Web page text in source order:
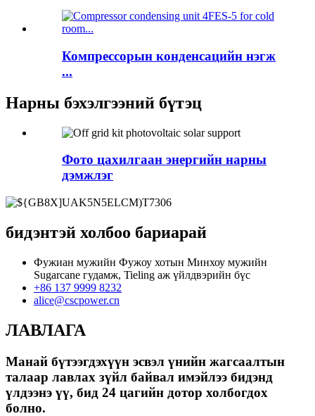
Компрессорын конденсацийн нэгж
...
Нарны бэхэлгээний бүтэц
Фото цахилгаан энергийн нарны
дэмжлэг
бидэнтэй холбоо бариарай
Фужиан мужийн Фужоу хотын Минхоу мужийн
Sugarcane гудамж, Tieling аж үйлдвэрийн бүс
+86 137 9999 8232
alice@cscpower.cn
ЛАВЛАГА
Манай бүтээгдэхүүн эсвэл үнийн жагсаалтын
талаар лавлах зүйл байвал имэйлээ бидэнд
үлдээнэ үү, бид 24 цагийн дотор холбогдох
болно.